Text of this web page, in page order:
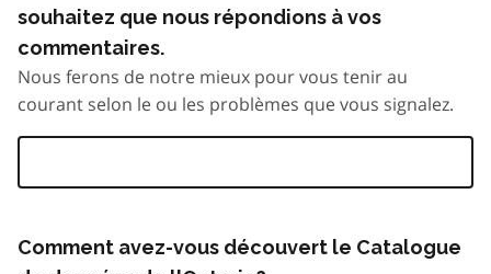
souhaitez que nous répondions à vos
commentaires.
Nous ferons de notre mieux pour vous tenir au
courant selon le ou les problèmes que vous signalez.
Comment avez-vous découvert le Catalogue